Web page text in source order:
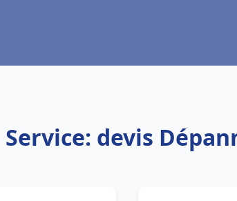
Service: devis